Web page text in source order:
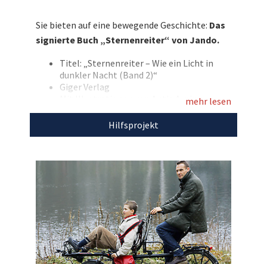
tun Sie Gutes!
weitereeinzigartige Auktionen für den guten
Zweck!
Sie bieten auf eine bewegende Geschichte: Das
signierte Buch „Sternenreiter“ von Jando.
Titel: „Sternenreiter – Wie ein Licht in
dunkler Nacht (Band 2)“
Giger Verlag
Mit Illustrationen von Antje Arning
125 Seiten
dieNCL-Stiftung.
mehr lesen
Hilfsprojekt